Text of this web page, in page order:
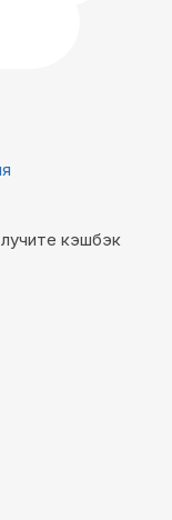
кэшбэк